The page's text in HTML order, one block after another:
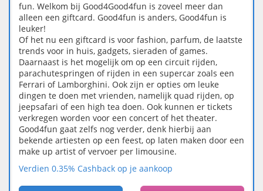
fun. Welkom bij Good4Good4fun is zoveel meer dan
alleen een giftcard. Good4fun is anders, Good4fun is
leuker!
Of het nu een giftcard is voor fashion, parfum, de laatste
trends voor in huis, gadgets, sieraden of games.
Daarnaast is het mogelijk om op een circuit rijden,
parachutespringen of rijden in een supercar zoals een
Ferrari of Lamborghini. Ook zijn er opties om leuke
dingen te doen met vrienden, namelijk quad rijden, op
jeepsafari of een high tea doen. Ook kunnen er tickets
verkregen worden voor een concert of het theater.
Good4fun gaat zelfs nog verder, denk hierbij aan
bekende artiesten op een feest, op laten maken door een
make up artist of vervoer per limousine.
Verdien 0.35% Cashback op je aankoop